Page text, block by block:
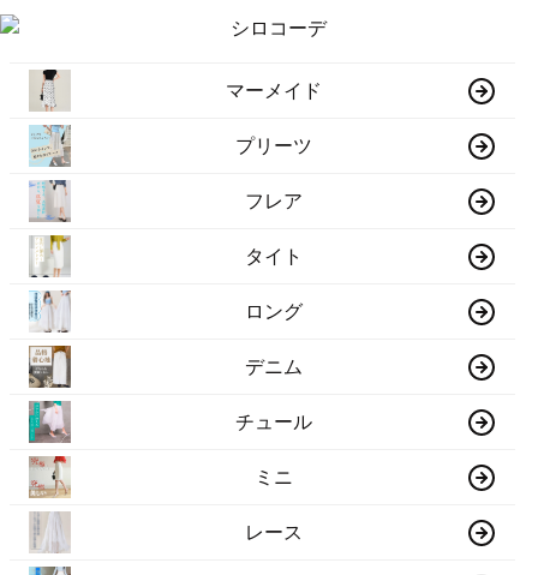
マーメイド
プリーツ
フレア
タイト
ロング
デニム
チュール
ミニ
レース